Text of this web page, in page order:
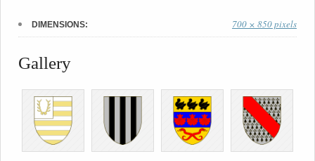
DIMENSIONS: 700 × 850 pixels
Gallery